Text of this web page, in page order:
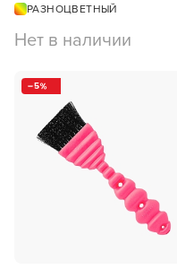
РАЗНОЦВЕТНЫЙ
Нет в наличии
5
В новом приложении
смотреть товары и
намного быстрее!